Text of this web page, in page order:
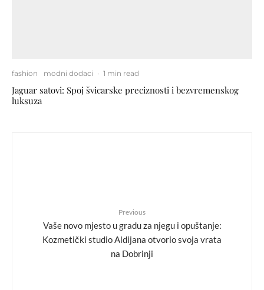
fashion modni dodaci · 1 min read
Jaguar satovi: Spoj švicarske preciznosti i bezvremenskog
luksuza
Previous
Vaše novo mjesto u gradu za njegu i opuštanje:
Kozmetički studio Aldijana otvorio svoja vrata
na Dobrinji